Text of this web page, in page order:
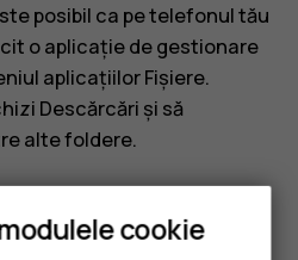
posibil ca pe telefonul tău
o aplicație de gestionare
aplicațiilorFișiere.
Descărcări și să
alte foldere.
cookie